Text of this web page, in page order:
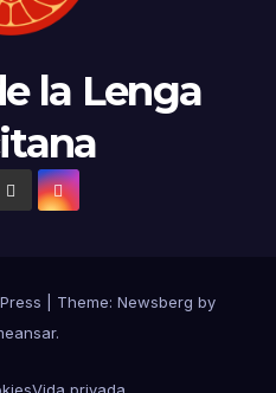
la Lenga
Theme: Newsberg by
.